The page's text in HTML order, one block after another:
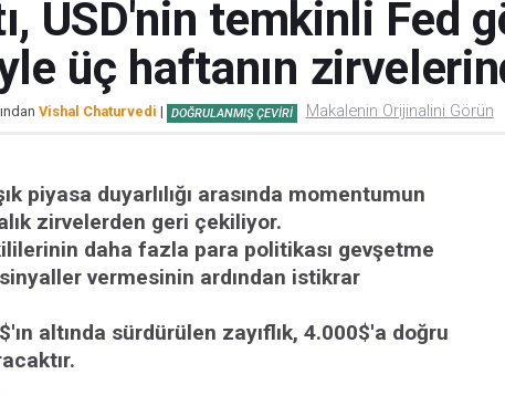
USD'nin temkinli Fed
üç haftanın
Vishal Chaturvedi | DOĞRULANMIŞ ÇEVIRI Makalenin Orijinalini Görün
piyasa duyarlılığı arasında momentumun
zirvelerden geri çekiliyor.
daha fazla para politikası gevşetme
vermesinin ardından istikrar
altında sürdürülen zayıflık, 4.000$'a doğru